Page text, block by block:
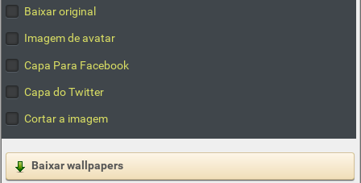
Baixar original
Imagem de avatar
Capa Para Facebook
Capa do Twitter
Cortar a imagem
Baixar wallpapers